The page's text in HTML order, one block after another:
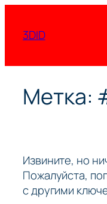
содержимому
3DID
Метка:
Извините, но
Пожалуйста,
с другими